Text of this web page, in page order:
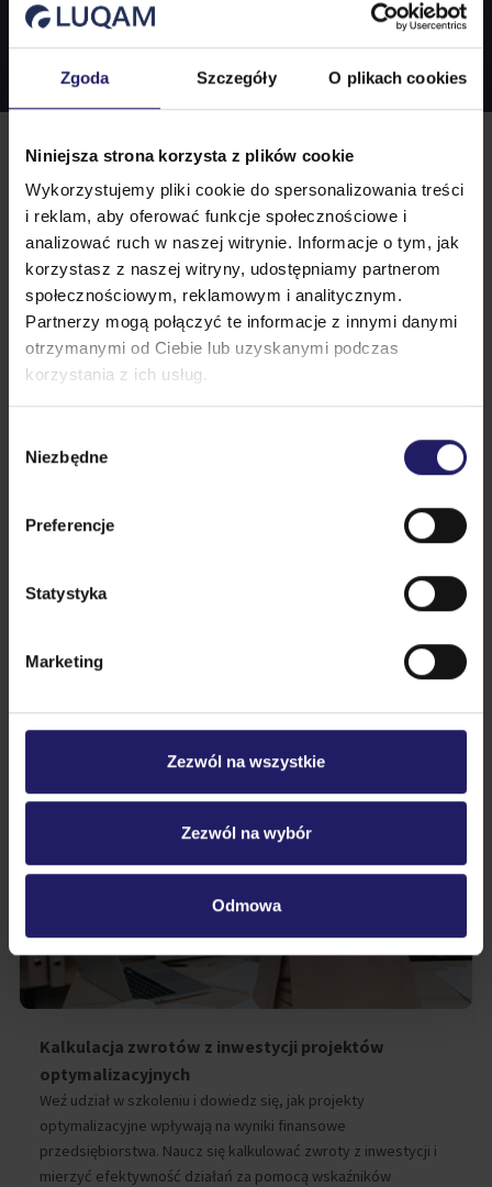
Zgoda Szczegóły O plikach cookies
Niniejsza strona korzysta z plików cookie
Wykorzystujemy pliki cookie do spersonalizowania treści
i reklam, aby oferować funkcje społecznościowe i
analizować ruch w naszej witrynie. Informacje o tym, jak
korzystasz z naszej witryny, udostępniamy partnerom
społecznościowym, reklamowym i analitycznym.
Partnerzy mogą połączyć te informacje z innymi danymi
otrzymanymi od Ciebie lub uzyskanymi podczas
korzystania z ich usług.
zgody
Niezbędne
Preferencje
Statystyka
Marketing
Zezwól na wszystkie
Zezwól na wybór
Odmowa
kierował pracą 3 filarów WCM – Workplace
Orgnization, Early Equipment Management oraz
Early Product Management, z czego trzeci
rozwijał od podstaw. Subject Matter Expert w
obszarze projektowania procesów produkcyjnych
z uwzględnieniem zasad Design for
Manufacturing oraz Design for Assembly.
Zarządzał projektami nowych uruchomień,
generując oszczędności jeszcze w początkowych
fazach procesu NPI.
wewnętrznego z obszaru WCM 7 Industrial
Engineering Tools, 7 kroków Workplace
Organization, 7 kroków Early Product
Management.
Yamazumi, MTM, Chronometraż, Analizy
Ergonomiczne, Golden Zone/Strike Zone, SMED,
TPM, VSM/VSD, DFA/DFM, Standaryzacja i Praca
Standaryzowana.
Udziela się również podczas paneli fokusowych i
dyskusyjnych realizowanych przez Wydział
Organizacji i Zarządzania Politechniki Łódzkiej, na
której ukończył studia magisterskie na kierunku
Zarządzanie i Inżynieria Produkcji.
Opinie klientów:
Podziel się opinią
Kalkulacja zwrotów z inwestycji projektów
optymalizacyjnych
Weź udział w szkoleniu i dowiedz się, jak projekty
optymalizacyjne wpływają na wyniki finansowe
przedsiębiorstwa. Naucz się kalkulować zwroty z inwestycji i
mierzyć efektywność działań za pomocą wskaźników